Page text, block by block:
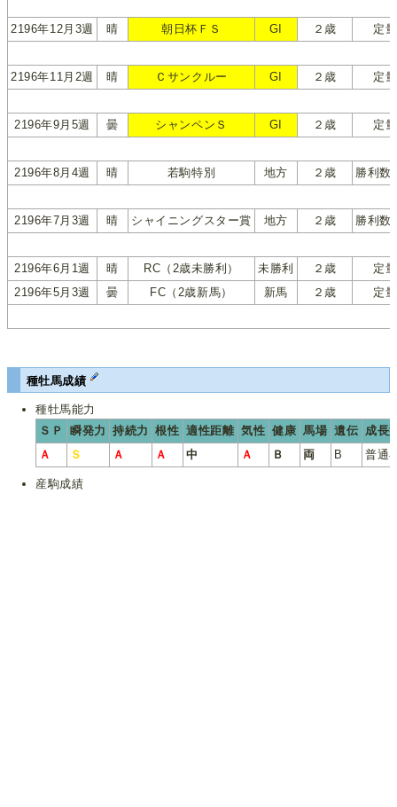
2196年12月3週 晴 朝日杯ＦＳ GI ２歳 定量
2196年11月2週 晴 Ｃサンクルー GI ２歳 定量
2196年9月5週 曇 シャンペンＳ GI ２歳 定量
2196年8月4週 晴 若駒特別 地方 ２歳 勝利数
2196年7月3週 晴 シャイニングスター賞 地方 ２歳 勝利数
2196年6月1週 晴 RC（2歳未勝利） 未勝利 ２歳
定量
2196年5月3週
曇 FC（2歳新馬） 新馬 ２歳 定量
種牡馬成績
種牡馬能力
ＳＰ
瞬発力 持続力 根性 適性距離 気性 健康 馬場 遺伝 成長
Ａ
Ｓ Ａ Ａ 中 Ａ Ｂ 両 B 普通
産駒成績